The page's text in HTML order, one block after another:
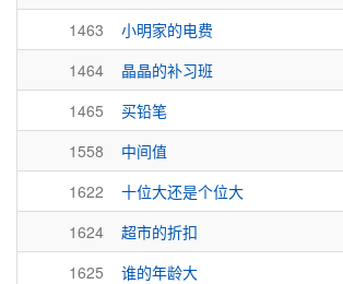
1463
小明家的电费
1464
晶晶的补习班
1465
买铅笔
1558
中间值
1622
十位大还是个位大
1624
超市的折扣
1625
谁的年龄大